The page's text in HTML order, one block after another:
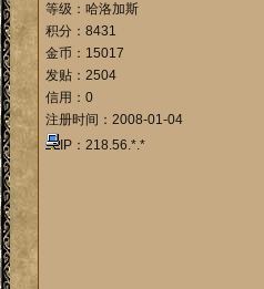
等级：哈洛加斯
积分：8431
金币：15017
发贴：2504
信用：0
注册时间：2008-01-04
IP：218.56.*.*